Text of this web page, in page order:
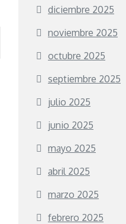
diciembre 2025
noviembre 2025
octubre 2025
septiembre 2025
julio 2025
junio 2025
mayo 2025
abril 2025
marzo 2025
febrero 2025